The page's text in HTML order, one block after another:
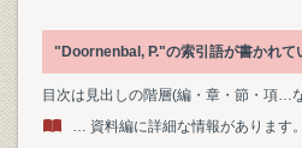
"Doornenbal, P."の索引語が書かれて
目次は見出しの階層(編・章・節・項…
… 資料編に詳細な情報があります。